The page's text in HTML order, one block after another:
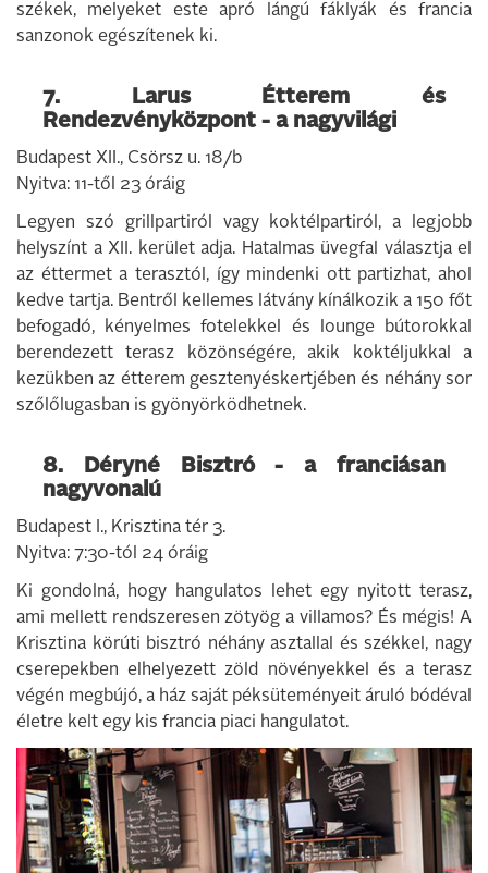
székek, melyeket este apró lángú fáklyák és francia
sanzonok egészítenek ki.
7. Larus Étterem és
Rendezvényközpont - a nagyvilági
Budapest XII., Csörsz u. 18/b
Nyitva: 11-től 23 óráig
Legyen szó grillpartiról vagy koktélpartiról, a legjobb
helyszínt a XII. kerület adja. Hatalmas üvegfal választja el
az éttermet a terasztól, így mindenki ott partizhat, ahol
kedve tartja. Bentről kellemes látvány kínálkozik a 150 főt
befogadó, kényelmes fotelekkel és lounge bútorokkal
berendezett terasz közönségére, akik koktéljukkal a
kezükben az étterem gesztenyéskertjében és néhány sor
szőlőlugasban is gyönyörködhetnek.
8. Déryné Bisztró - a franciásan
nagyvonalú
Budapest I., Krisztina tér 3.
Nyitva: 7:30-tól 24 óráig
Ki gondolná, hogy hangulatos lehet egy nyitott terasz,
ami mellett rendszeresen zötyög a villamos? És mégis! A
Krisztina körúti bisztró néhány asztallal és székkel, nagy
cserepekben elhelyezett zöld növényekkel és a terasz
végén megbújó, a ház saját péksüteményeit áruló bódéval
életre kelt egy kis francia piaci hangulatot.